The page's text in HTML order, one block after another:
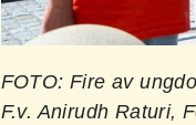
FOTO: Fire av
F.v. Anirudh Raturi,